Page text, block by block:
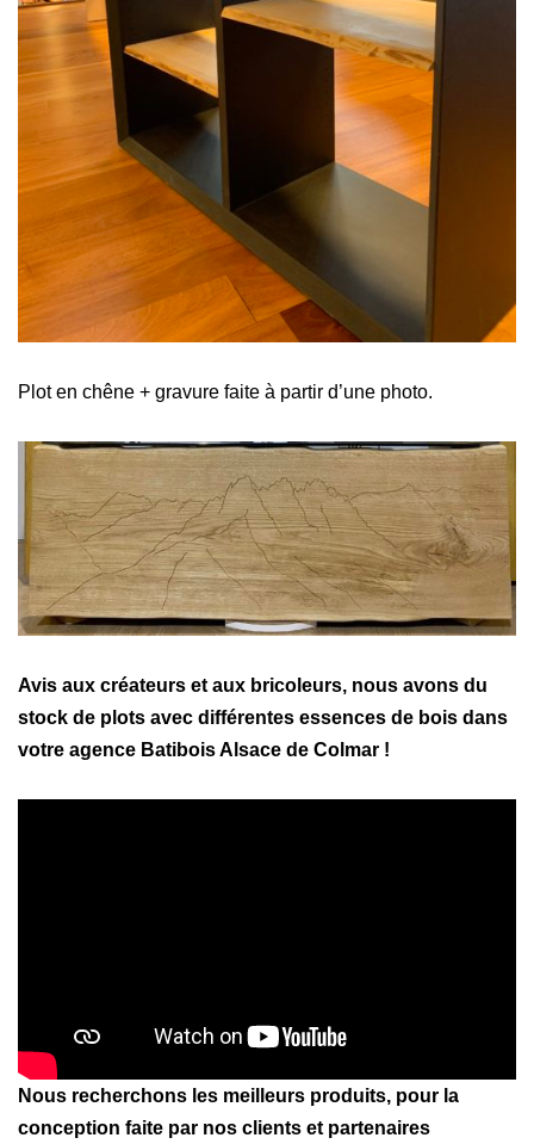
Plot en chêne + gravure faite à partir d’une photo.
Avis aux créateurs et aux bricoleurs, nous avons du
stock de plots avec différentes essences de bois dans
votre agence Batibois Alsace de Colmar !
Nous recherchons les meilleurs produits, pour la
conception faite par nos clients et partenaires